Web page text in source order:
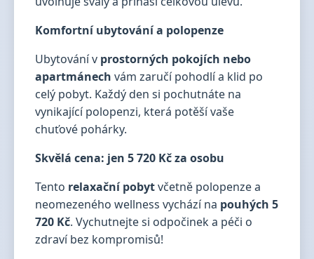
Komfortní ubytování a polopenze
Ubytování v prostorných pokojích nebo
apartmánech vám zaručí pohodlí a klid po
celý pobyt. Každý den si pochutnáte na
vynikající polopenzi, která potěší vaše
chuťové pohárky.
Skvělá cena: jen 5 720 Kč za osobu
Tento relaxační pobytvčetně polopenze a
neomezeného wellness vychází na pouhých 5
720 Kč. Vychutnejte si odpočinek a péči o
zdraví bez kompromisů!